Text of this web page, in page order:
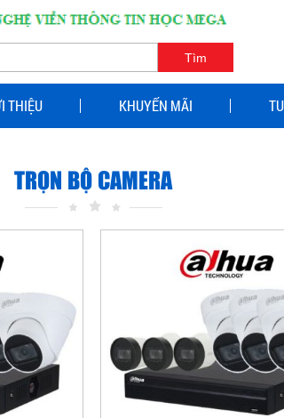
THIỆU KHUYẾN MÃI
TRỌN BỘ CAMERA